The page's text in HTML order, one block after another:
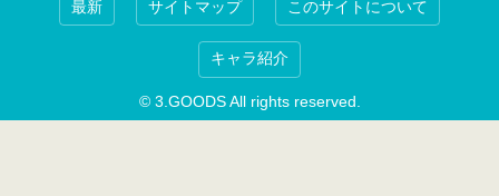
最新 サイトマップ このサイトについて
キャラ紹介
© 3.GOODS All rights reserved.